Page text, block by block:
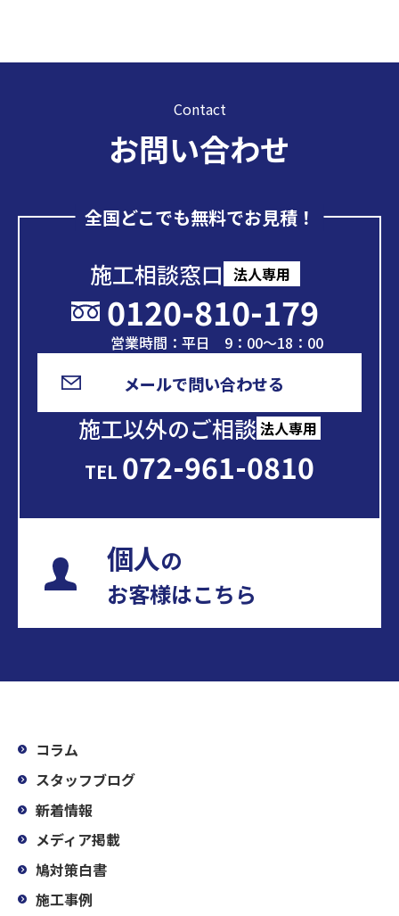
Contact
お問い合わせ
全国どこでも無料でお見積！
施工相談窓口 法人専用
0120-810-179
営業時間：平日 9：00～18：00
メールで問い合わせる
施工以外のご相談 法人専用
TEL 072-961-0810
個人の
お客様はこちら
コラム
スタッフブログ
新着情報
メディア掲載
鳩対策白書
施工事例